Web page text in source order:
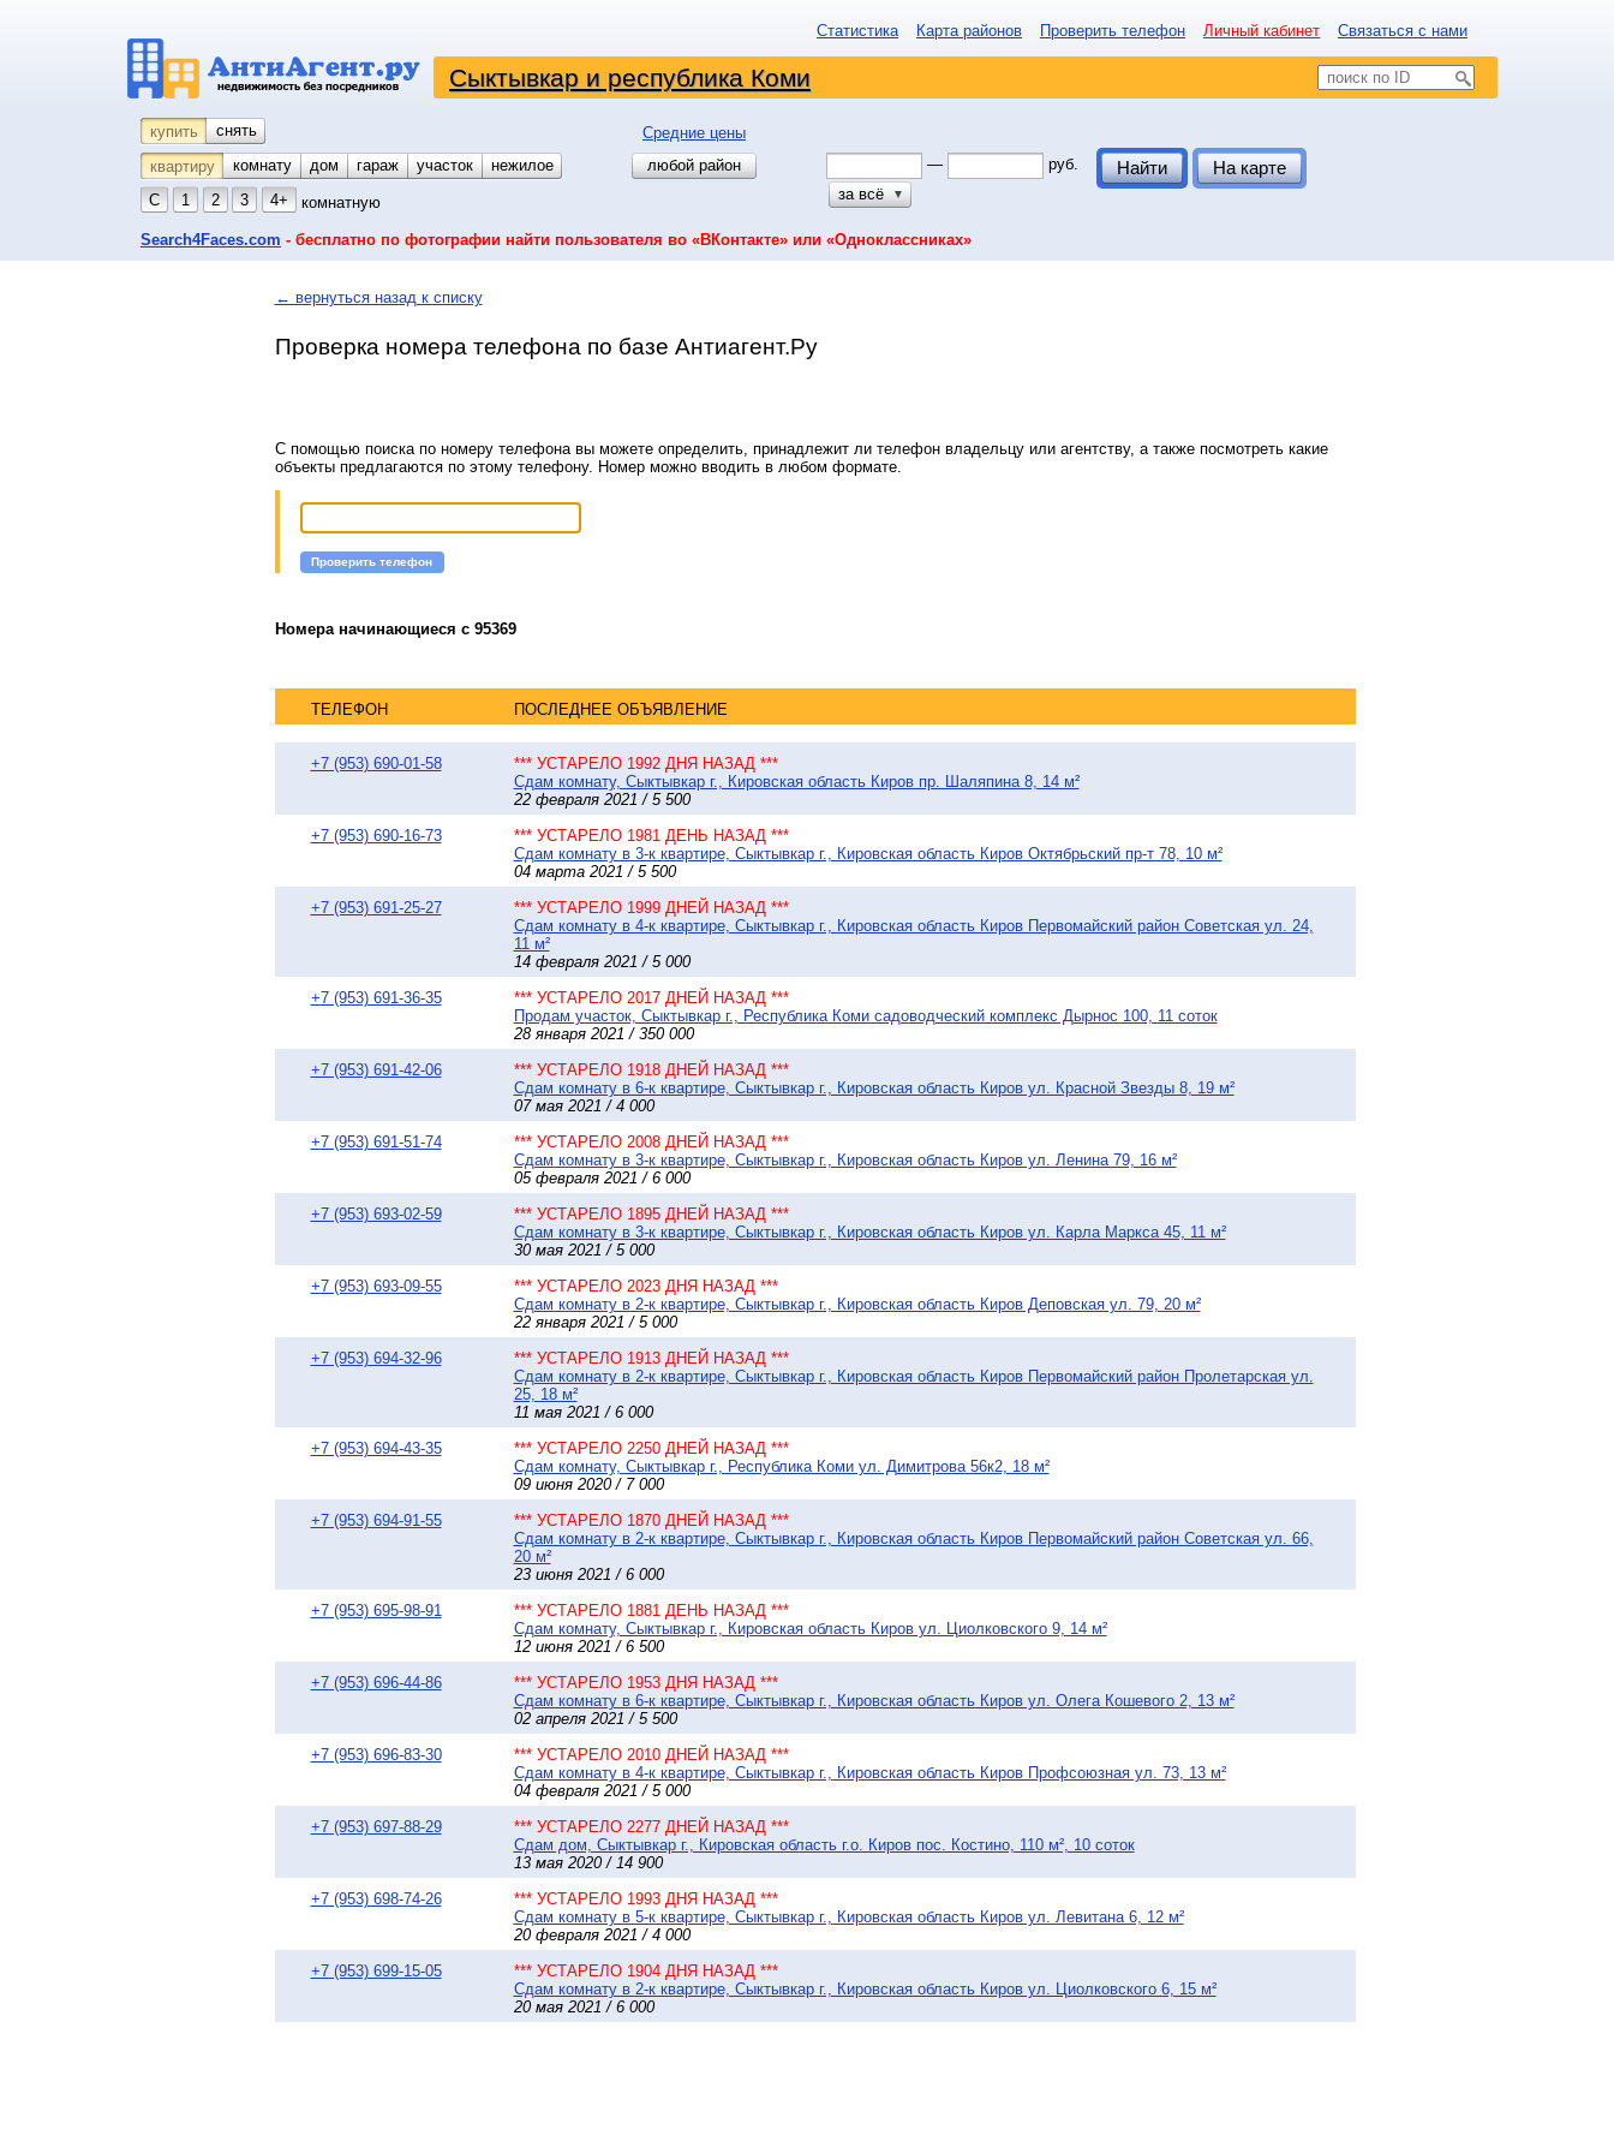
Статистика Карта районов Проверить телефон Личный кабинет Связаться с нами
Сыктывкар и республика Коми
купить снять
Средние цены
квартиру
комнату койко-место
дом гараж участок
нежилое
С
1 2 3 4+ комнатную
любой район —
руб.
за всё
▼
Найти На карте
Search4Faces.com - бесплатно по фотографии найти пользователя во «ВКонтакте» или «Одноклассниках»
← вернуться назад к списку
Проверка номера телефона по базе Антиагент.Ру
С помощью поиска по номеру телефона вы можете определить, принадлежит ли телефон владельцу или агентству, а также посмотреть какие
объекты предлагаются по этому телефону. Номер можно вводить в любом формате.
Проверить телефон
Номера начинающиеся с 95369
ТЕЛЕФОН ПОСЛЕДНЕЕ ОБЪЯВЛЕНИЕ
+7 (953) 690-01-58
*** УСТАРЕЛО 1992 ДНЯ НАЗАД ***
Сдам комнату, Сыктывкар г., Кировская область Киров пр. Шаляпина 8, 14 м²
22 февраля 2021 / 5 500
+7 (953) 690-16-73
*** УСТАРЕЛО 1981 ДЕНЬ НАЗАД ***
Сдам комнату в 3-к квартире, Сыктывкар г., Кировская область Киров Октябрьский пр-т 78, 10 м²
04 марта 2021 / 5 500
+7 (953) 691-25-27
*** УСТАРЕЛО 1999 ДНЕЙ НАЗАД ***
Сдам комнату в 4-к квартире, Сыктывкар г., Кировская область Киров Первомайский район Советская ул. 24,
11 м²
14 февраля 2021 / 5 000
+7 (953) 691-36-35
*** УСТАРЕЛО 2017 ДНЕЙ НАЗАД ***
Продам участок, Сыктывкар г., Республика Коми садоводческий комплекс Дырнос 100, 11 соток
28 января 2021 / 350 000
+7 (953) 691-42-06
*** УСТАРЕЛО 1918 ДНЕЙ НАЗАД ***
Сдам комнату в 6-к квартире, Сыктывкар г., Кировская область Киров ул. Красной Звезды 8, 19 м²
07 мая 2021 / 4 000
+7 (953) 691-51-74
*** УСТАРЕЛО 2008 ДНЕЙ НАЗАД ***
Сдам комнату в 3-к квартире, Сыктывкар г., Кировская область Киров ул. Ленина 79, 16 м²
05 февраля 2021 / 6 000
+7 (953) 693-02-59
*** УСТАРЕЛО 1895 ДНЕЙ НАЗАД ***
Сдам комнату в 3-к квартире, Сыктывкар г., Кировская область Киров ул. Карла Маркса 45, 11 м²
30 мая 2021 / 5 000
+7 (953) 693-09-55
*** УСТАРЕЛО 2023 ДНЯ НАЗАД ***
Сдам комнату в 2-к квартире, Сыктывкар г., Кировская область Киров Деповская ул. 79, 20 м²
22 января 2021 / 5 000
+7 (953) 694-32-96
*** УСТАРЕЛО 1913 ДНЕЙ НАЗАД ***
Сдам комнату в 2-к квартире, Сыктывкар г., Кировская область Киров Первомайский район Пролетарская ул.
25, 18 м²
11 мая 2021 / 6 000
+7 (953) 694-43-35
*** УСТАРЕЛО 2250 ДНЕЙ НАЗАД ***
Сдам комнату, Сыктывкар г., Республика Коми ул. Димитрова 56к2, 18 м²
09 июня 2020 / 7 000
+7 (953) 694-91-55
*** УСТАРЕЛО 1870 ДНЕЙ НАЗАД ***
Сдам комнату в 2-к квартире, Сыктывкар г., Кировская область Киров Первомайский район Советская ул. 66,
20 м²
23 июня 2021 / 6 000
+7 (953) 695-98-91
*** УСТАРЕЛО 1881 ДЕНЬ НАЗАД ***
Сдам комнату, Сыктывкар г., Кировская область Киров ул. Циолковского 9, 14 м²
12 июня 2021 / 6 500
+7 (953) 696-44-86
*** УСТАРЕЛО 1953 ДНЯ НАЗАД ***
Сдам комнату в 6-к квартире, Сыктывкар г., Кировская область Киров ул. Олега Кошевого 2, 13 м²
02 апреля 2021 / 5 500
+7 (953) 696-83-30
*** УСТАРЕЛО 2010 ДНЕЙ НАЗАД ***
Сдам комнату в 4-к квартире, Сыктывкар г., Кировская область Киров Профсоюзная ул. 73, 13 м²
04 февраля 2021 / 5 000
+7 (953) 697-88-29
*** УСТАРЕЛО 2277 ДНЕЙ НАЗАД ***
Сдам дом, Сыктывкар г., Кировская область г.о. Киров пос. Костино, 110 м², 10 соток
13 мая 2020 / 14 900
+7 (953) 698-74-26
*** УСТАРЕЛО 1993 ДНЯ НАЗАД ***
Сдам комнату в 5-к квартире, Сыктывкар г., Кировская область Киров ул. Левитана 6, 12 м²
20 февраля 2021 / 4 000
+7 (953) 699-15-05
*** УСТАРЕЛО 1904 ДНЯ НАЗАД ***
Сдам комнату в 2-к квартире, Сыктывкар г., Кировская область Киров ул. Циолковского 6, 15 м²
20 мая 2021 / 6 000